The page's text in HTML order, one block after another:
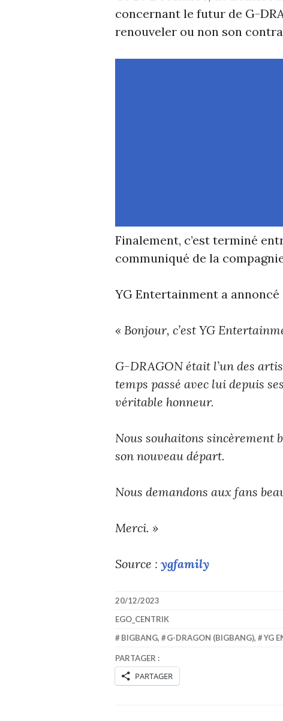
concernant le futur de G-
renouveler ou non son
Finalement, c’est terminé
communiqué de la
YG Entertainment a annoncé
« Bonjour, c’est YG
G-DRAGON était l’un des
temps passé avec lui depuis
véritable honneur.
Nous souhaitons sincèrement
son nouveau départ.
Nous demandons aux fans
Merci. »
Source : ygfamily
20/12/2023
EGO_CENTRIK
BIGBANG, G-DRAGON (BIGBANG), YG
PARTAGER :
PARTAGER